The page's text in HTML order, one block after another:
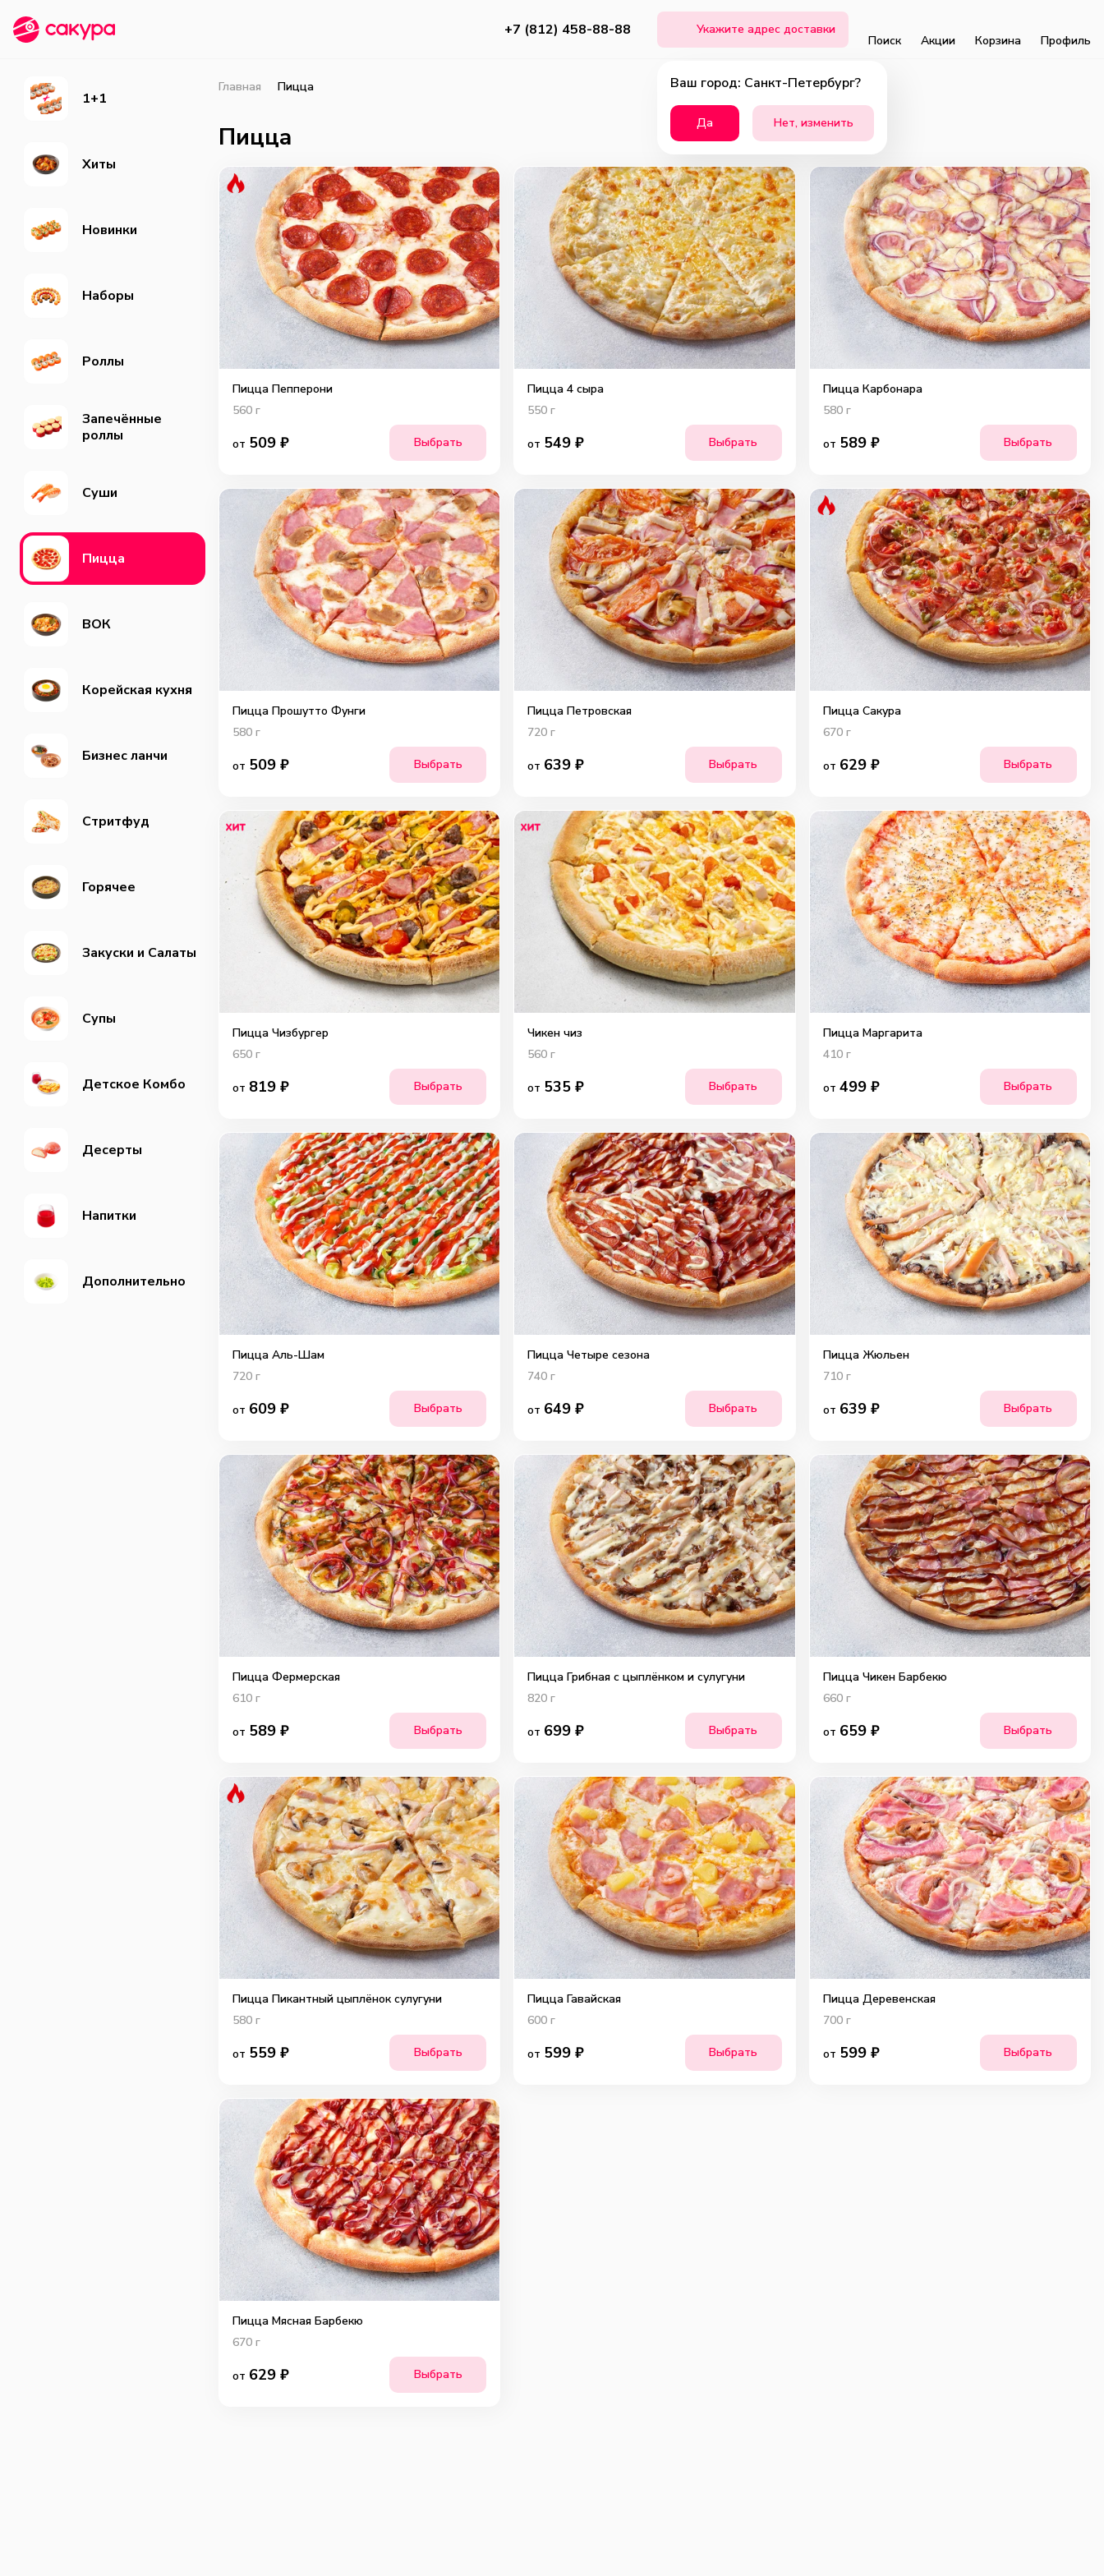
+7 (812) 458-88-88 Укажите адрес доставки
Ваш город: Санкт-Петербург?
Да Нет, изменить
Поиск Акции Корзина Профиль
1+1
Хиты
Новинки
Наборы
Роллы
Запечённые
роллы
Суши
Пицца
ВОК
Корейская кухня
Бизнес ланчи
Cтритфуд
Горячее
Закуски и Салаты
Супы
Детское Комбо
Десерты
Напитки
Дополнительно
Главная Пицца
Пицца
Пицца Пепперони
560 г
от 509 ₽ Выбрать
Пицца 4 сыра
550 г
от 549₽ Выбрать
Пицца Карбонара
580г
от 589 ₽ Выбрать
Пицца Прошутто Фунги
580 г
от 509 ₽ Выбрать
Пицца Петровская
720 г
от 639₽ Выбрать
Пицца Сакура
670г
от 629 ₽ Выбрать
Пицца Чизбургер
650 г
от 819 ₽ Выбрать
Чикен чиз
560 г
от 535₽ Выбрать
Пицца Маргарита
410г
от 499 ₽ Выбрать
Пицца Аль-Шам
720 г
от 609 ₽ Выбрать
Пицца Четыре сезона
740 г
от 649₽ Выбрать
Пицца Жюльен
710г
от 639 ₽ Выбрать
Пицца Фермерская
610 г
от 589 ₽ Выбрать
Пицца Грибная с цыплёнком и сулугуни
820 г
от 699₽ Выбрать
Пицца Чикен Барбекю
660г
от 659 ₽ Выбрать
Пицца Пикантный цыплёнок сулугуни
580 г
от 559 ₽ Выбрать
Пицца Гавайская
600 г
от 599₽ Выбрать
Пицца Деревенская
700г
от 599 ₽ Выбрать
Пицца Мясная Барбекю
670 г
от 629 ₽ Выбрать